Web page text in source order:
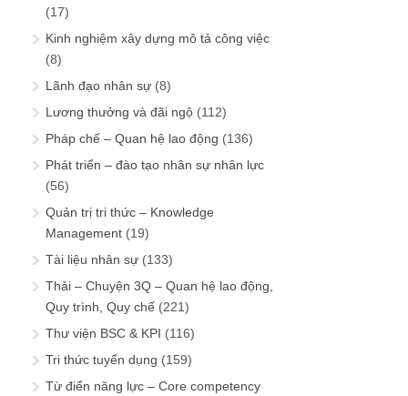
(17)
Kinh nghiệm xây dựng mô tả công việc
(8)
Lãnh đạo nhân sự (8)
Lương thưởng và đãi ngộ (112)
Pháp chế – Quan hệ lao động (136)
Phát triển – đào tạo nhân sự nhân lực
(56)
Quản trị tri thức – Knowledge
Management (19)
Tài liệu nhân sự (133)
Thải – Chuyện 3Q – Quan hệ lao động,
Quy trình, Quy chế (221)
Thư viện BSC & KPI (116)
Tri thức tuyển dụng (159)
Từ điển năng lực – Core competency